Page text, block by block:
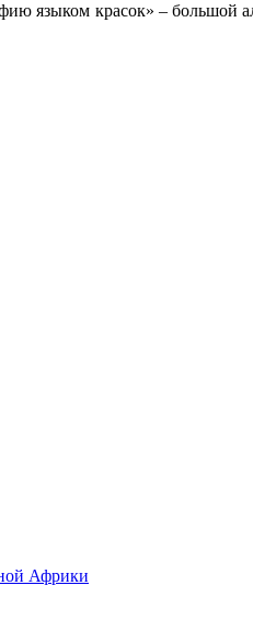
языком красок» –
Африки